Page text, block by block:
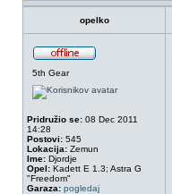
opelko
5th Gear
Pridružio se: 08 Dec 2011
14:28
Postovi: 545
Lokacija: Zemun
Ime: Djordje
Opel: Kadett E 1.3; Astra G
"Freedom"
Garaza: pogledaj